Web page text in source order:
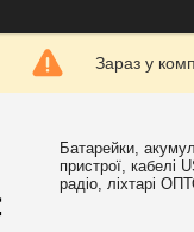
Зараз у
Батарейки,
пристрої, кабелі
радіо, ліхтарі